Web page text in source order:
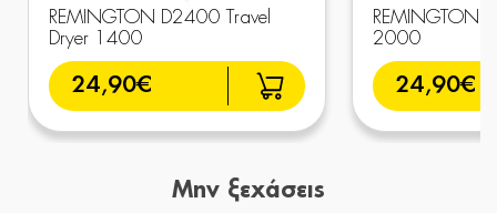
REMINGTON D2400 Travel
Dryer 1400
24,90€
REMINGTON
2000
24,90€
Μην ξεχάσεις